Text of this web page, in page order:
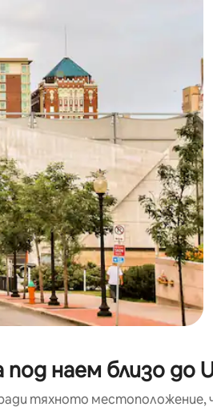
или навигирайте с докосване
наем близо до
тяхното местоположение,